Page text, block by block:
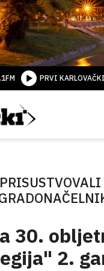
PRVI
30.
2.